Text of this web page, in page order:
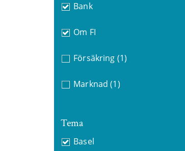
Bank
Om FI
Försäkring (1)
Marknad (1)
Tema
Basel